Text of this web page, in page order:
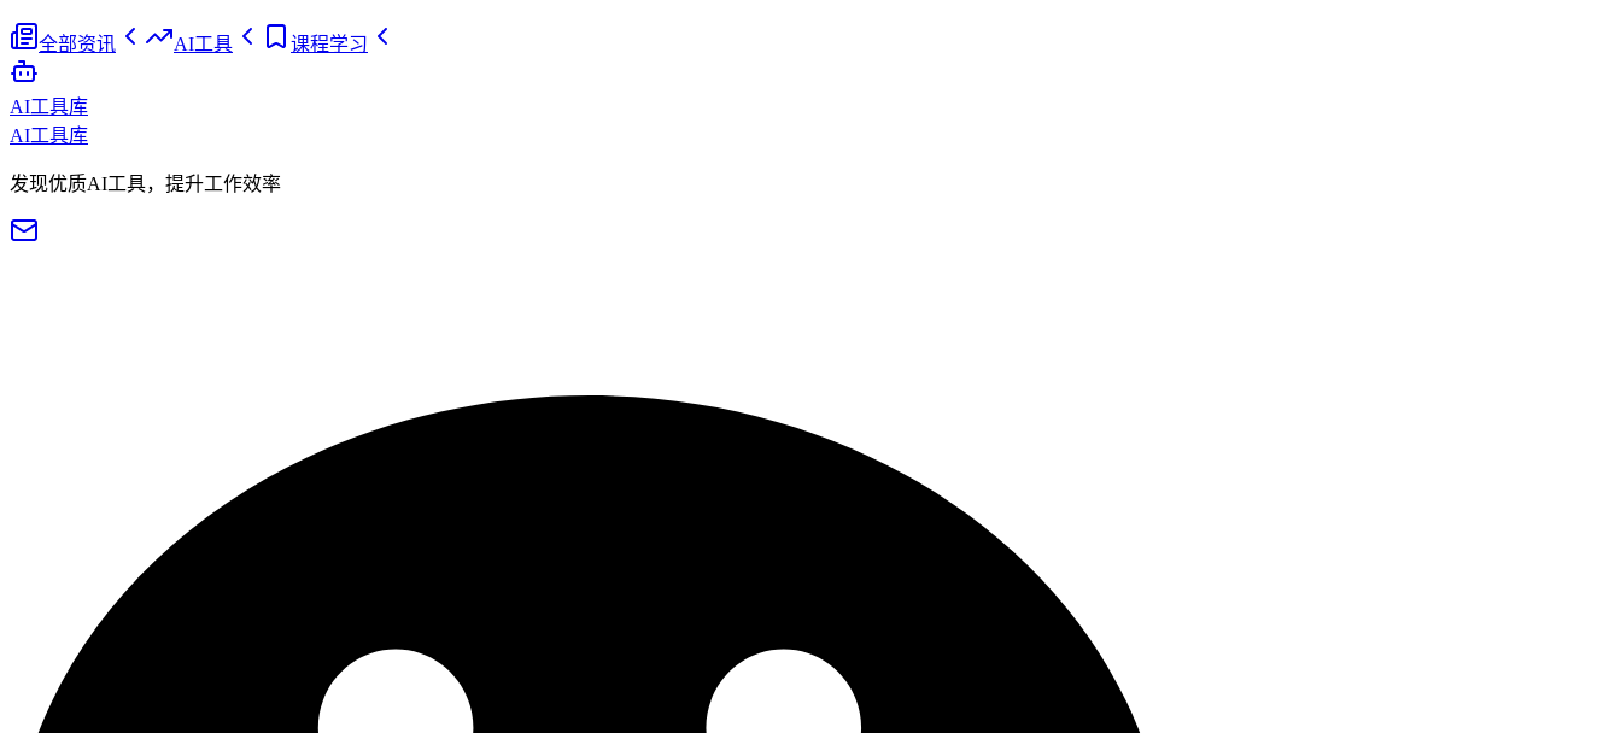
全部资讯 AI工具 课程学习
AI工具库
AI工具库
发现优质AI工具，提升工作效率